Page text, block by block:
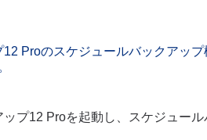
12 Proのスケジュールバックアッ
ップ12 Proを起動し、スケジュー